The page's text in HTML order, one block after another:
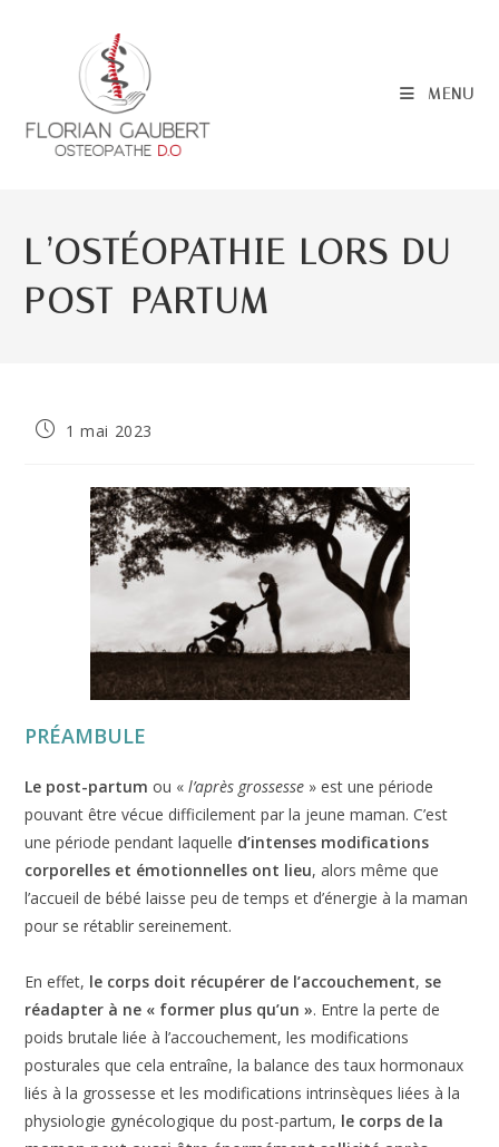
MENU
L’OSTÉOPATHIE LORS DU
POST-PARTUM
Publication
1 mai 2023
PRÉAMBULE
Le post-partum ou «l’après grossesse » est une période
pouvant être vécue difficilement par la jeune maman. C’est
une période pendant laquelle d’intenses modifications
corporelles et émotionnelles ont lieu, alors même que
l’accueil de bébé laisse peu de temps et d’énergie à la maman
pour se rétablir sereinement.
En effet, le corps doit récupérer de l’accouchement, se
réadapter à ne « former plus qu’un ». Entre la perte de
poids brutale liée à l’accouchement, les modifications
posturales que cela entraîne, la balance des taux hormonaux
liés à la grossesse et les modifications intrinsèques liées à la
physiologie gynécologique du post-partum, le corps de la